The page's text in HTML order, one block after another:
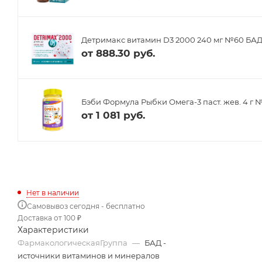
Детримакс витамин D3 2000 240 мг №60 БАД
от 888.30 руб.
Бэби Формула Рыбки Омега-3 паст. жев. 4 г
от 1 081 руб.
Нет в наличии
Самовывоз сегодня - бесплатно
Доставка от 100 ₽
Характеристики
ФармакологическаяГруппа — БАД -
источники витаминов и минералов